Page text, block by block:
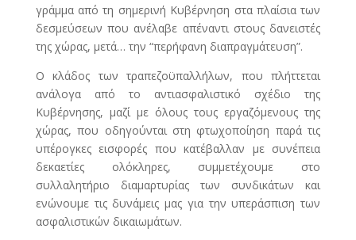
γράμμα από τη σημερινή Κυβέρνηση στα πλαίσια των
δεσμεύσεων που ανέλαβε απέναντι στους δανειστές
της χώρας, μετά… την “περήφανη διαπραγμάτευση”.
Ο κλάδος των τραπεζοϋπαλλήλων, που πλήττεται
ανάλογα από το αντιασφαλιστικό σχέδιο της
Κυβέρνησης, μαζί με όλους τους εργαζόμενους της
χώρας, που οδηγούνται στη φτωχοποίηση παρά τις
υπέρογκες εισφορές που κατέβαλλαν με συνέπεια
δεκαετίες ολόκληρες, συμμετέχουμε στο
συλλαλητήριο διαμαρτυρίας των συνδικάτων και
ενώνουμε τις δυνάμεις μας για την υπεράσπιση των
ασφαλιστικών δικαιωμάτων.